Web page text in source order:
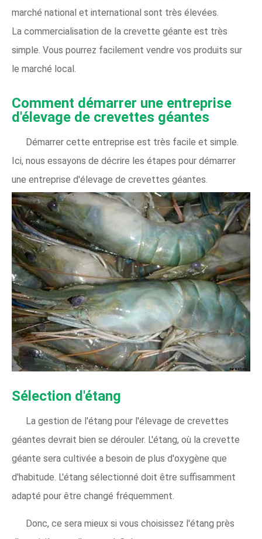
marché national et international sont très élevées.
La commercialisation de la crevette géante est très
simple. Vous pourrez facilement vendre vos produits sur
le marché local.
Comment démarrer une entreprise
d'élevage de crevettes géantes
Démarrer cette entreprise est très facile et simple.
Ici, nous essayons de décrire les étapes pour démarrer
une entreprise d'élevage de crevettes géantes.
Sélection d'étang
La gestion de l'étang pour l'élevage de crevettes
géantes devrait bien se dérouler. L'étang, où la crevette
géante sera cultivée a besoin de plus d'oxygène que
d'habitude. L'étang sélectionné doit être suffisamment
adapté pour être changé fréquemment.
Donc, ce sera mieux si vous choisissez l'étang près